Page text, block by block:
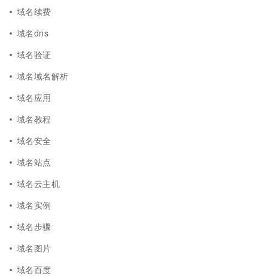
域名续费
域名dns
域名验证
域名域名解析
域名应用
域名教程
域名安全
域名站点
域名云主机
域名实例
域名步骤
域名图片
域名百度